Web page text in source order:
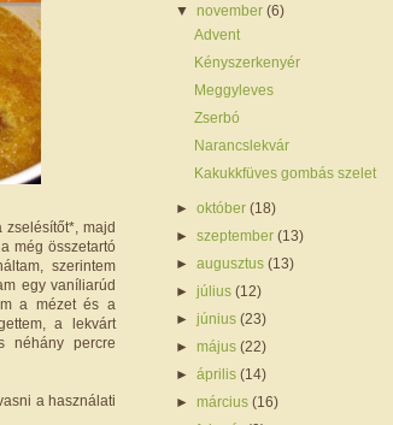
zselésítőt*, majd
még összetartó
szerintem
egy vaníliarúd
a mézet és a
a lekvárt
néhány percre
a használati
▼november(6)
Advent
Kényszerkenyér
Meggyleves
Zserbó
Narancslekvár
Kakukkfüves gombás szelet
►október(18)
►szeptember(13)
►augusztus(13)
►július(12)
►június(23)
►május(22)
►április(14)
►március(16)